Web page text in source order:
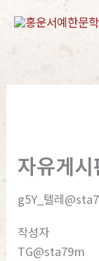
자유게시
g5Y_텔레
작성자
TG@sta79m